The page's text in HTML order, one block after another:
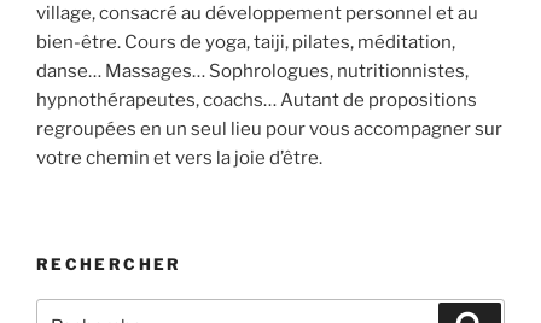
village, consacré au développement personnel et au
bien-être. Cours de yoga, taiji, pilates, méditation,
danse… Massages… Sophrologues, nutritionnistes,
hypnothérapeutes, coachs… Autant de propositions
regroupées en un seul lieu pour vous accompagner sur
votre chemin et vers la joie d’être.
RECHERCHER